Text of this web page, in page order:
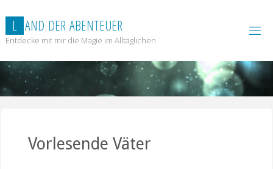
Inhalt
springen
L AND DER ABENTEUER
Entdecke mit mir die Magie im Alltäglichen
Vorlesende Väter